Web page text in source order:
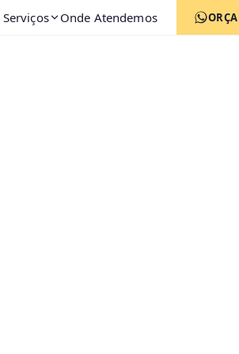
Serviços Onde Atendemos